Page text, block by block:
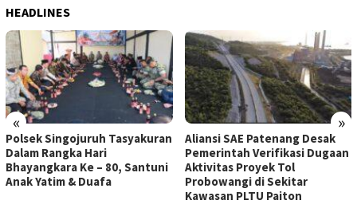
HEADLINES
« »
Polsek Singojuruh Tasyakuran
Dalam Rangka Hari
Bhayangkara Ke – 80, Santuni
Anak Yatim & Duafa
Aliansi SAE Patenang Desak
Pemerintah Verifikasi Dugaan
Aktivitas Proyek Tol
Probowangi di Sekitar
Kawasan PLTU Paiton